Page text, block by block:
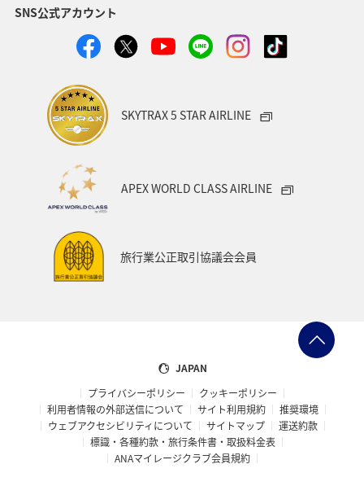
Bゾーン：お手伝いが必要なお客様
Cゾーン：ビジネスクラスご搭乗のお客様、「スターアライ
アンス・ゴールド」メンバーのお客様
Zゾーン（ANA SUITE CHECK-IN）：ANA「ダイヤモンドサ
ービス」メンバー、ファーストクラスご搭乗のお客様
優先保安検査場
ANA SUITE CHECK-IN
対象者
ANA「ダイヤモンドサービス」メンバー
専用通路より隣接の保安検査場へ直接お進みいただくこと
ファーストクラスご利用のお客様
ビジネスクラスご利用のお客様
ANA「ダイヤモンドサービス」メンバー
ANA「プラチナサービス」メンバー
成田空港の運営時間について
後のエリアへの滞在は出来ません。
詳細は成田空港ウェブサイト(
airport.jp/ja/airportguide/connect/inter-inter/
をご確認下さい。
第1ターミナル内のお乗り継ぎ
到着ゲートエリア4階の乗り継ぎ検査場通過後、3階出発
コンコースへお進みください。
次便の搭乗手続きがお済みでないお客様は乗り継ぎ検査
場通過後、3階乗り継ぎカウンターへお進みください。
第4サテライト・第5サテライト間の移動には地下連絡通
第2・第3ターミナルからのお乗り継ぎ
ターミナル移動はターミナル内連絡バスをご利用くださ
SNS公式アカウント
SKYTRAX 5 STAR AIRLINE
APEX WORLD CLASS AIRLINE
旅行業公正取引協議会会員
JAPAN
プライバシーポリシー
クッキーポリシー
利用者情報の外部送信について
サイト利用規約
推奨環境
ウェブアクセシビリティについて
サイトマップ
運送約款
標識・各種約款・旅行条件書・取扱料金表
ANAマイレージクラブ会員規約